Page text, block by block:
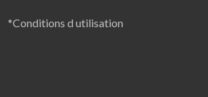
*Conditions d utilisation